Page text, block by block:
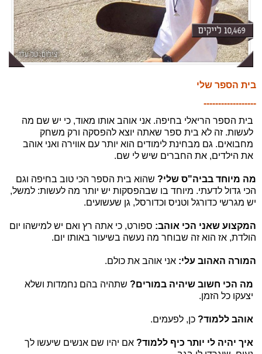
בית הספר שלי
------------------
בית הספר הריאלי בחיפה. אני אוהב אותו מאוד, כי יש שם מה
לעשות. זה לא בית ספר שאתה יוצא להפסקה ורק משחק
מחבואים. גם מבחינת לימודים הוא יותר עם אווירה ואני אוהב
את הילדים, את החברים שיש לי שם.
מה מיוחד בביה"ס שלי?שהוא בית הספר הכי טוב בחיפה וגם
הכי גדול לדעתי. מיוחד בו שבהפסקות יש יותר מה לעשות: למשל,
יש מגרשי כדורגל וטניס וכדורסל, גן שעשועים.
המקצוע שאני הכי אוהב: ספורט, כי אתה רץ ואם יש למישהו יום
הולדת, אז הוא זה שבוחר מה נעשה בשיעור באותו יום.
המורה האהוב עלי: אני אוהב את כולם.
מה הכי חשוב שיהיה במורים?שתהיה בהם נחמדות ושלא
יצעקו כל הזמן.
אוהב ללמוד?כן, לפעמים.
איך יהיה לי יותר כיף ללמוד?אם יהיו שם אנשים שיעשו לך